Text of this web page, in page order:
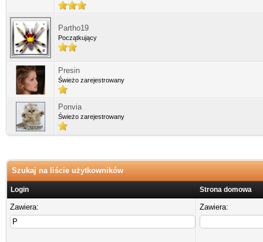
Partho19
Początkujący
Presin
Świeżo zarejestrowany
Ponvia
Świeżo zarejestrowany
Szukaj na liście użytkowników
Login Strona domowa
Zawiera: Zawiera: